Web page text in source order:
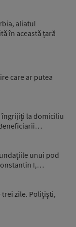
aliatul
în această țară
care ar putea
îngrijiți la domiciliu
unui pod
I,…
trei zile. Polițiști,